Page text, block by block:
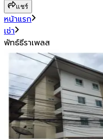
แชร์
หน้าแรก
เช่า
พัทธ์ธีราเพลส